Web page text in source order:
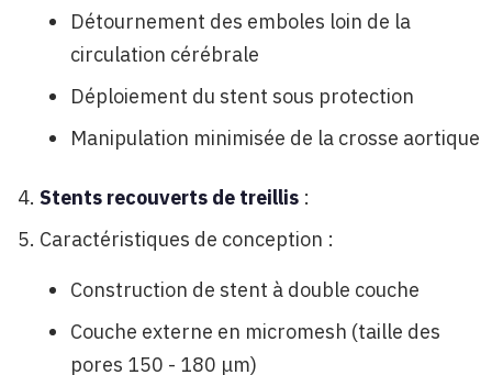
Détournement des emboles loin de la
circulation cérébrale
Déploiement du stent sous protection
Manipulation minimisée de la crosse aortique
Stents recouverts de treillis :
Caractéristiques de conception :
Construction de stent à double couche
Couche externe en micromesh (taille des
pores 150 - 180 μm)